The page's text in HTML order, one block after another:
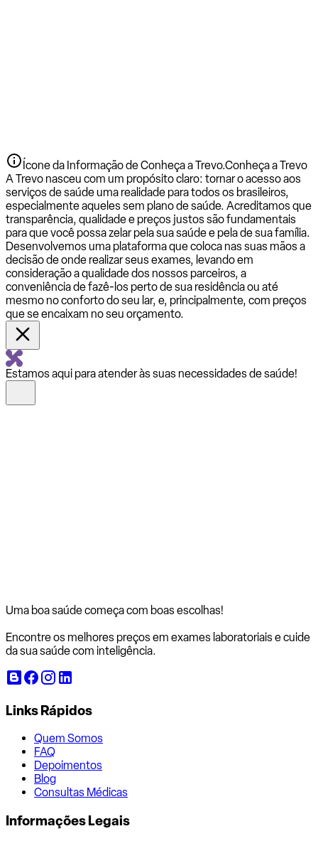
Ícone da Informação de Conheça a Trevo.Conheça a Trevo
A Trevo nasceu com um propósito claro: tornar o acesso aos
serviços de saúde uma realidade para todos os brasileiros,
especialmente aqueles sem plano de saúde. Acreditamos que
transparência, qualidade e preços justos são fundamentais
para que você possa zelar pela sua saúde e pela de sua família.
Desenvolvemos uma plataforma que coloca nas suas mãos a
decisão de onde realizar seus exames, levando em
consideração a qualidade dos nossos parceiros, a
conveniência de fazê-los perto de sua residência ou até
mesmo no conforto do seu lar, e, principalmente, com preços
que se encaixam no seu orçamento.
Estamos aqui para atender às suas necessidades de saúde!
Uma boa saúde começa com boas escolhas!
Encontre os melhores preços em exames laboratoriais e cuide
da sua saúde com inteligência.
Links Rápidos
Quem Somos
FAQ
Depoimentos
Blog
Consultas Médicas
Informações Legais